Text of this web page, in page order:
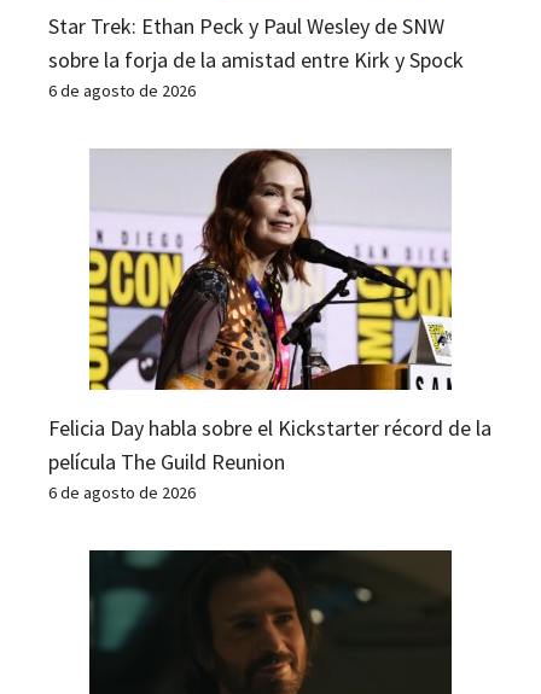
Star Trek: Ethan Peck y Paul Wesley de SNW
sobre la forja de la amistad entre Kirk y Spock
6 de agosto de 2026
Felicia Day habla sobre el Kickstarter récord de la
película The Guild Reunion
6 de agosto de 2026